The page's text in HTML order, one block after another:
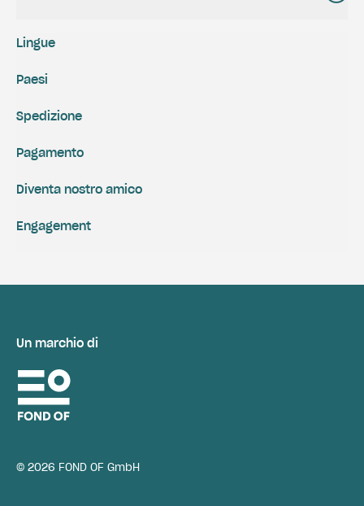
Spedizione
Pagamento
Engagement
Diventa nostro amico
Lingue
Paesi
Un marchio di
© 2026 FOND OF GmbH